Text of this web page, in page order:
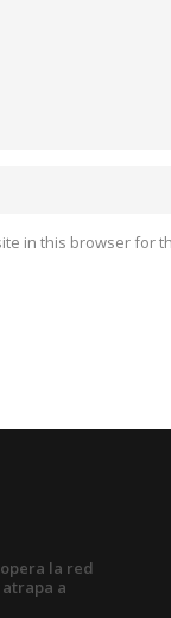
in this browser for
la red
a